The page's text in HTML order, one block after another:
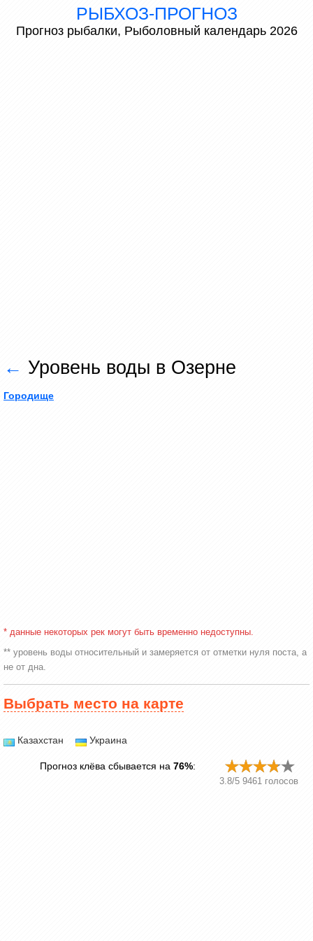
РЫБХОЗ-ПРОГНОЗ
Прогноз рыбалки, Рыболовный календарь 2026
← Уровень воды в Озерне
Городище
* данные некоторых рек могут быть временно недоступны.
** уровень воды относительный и замеряется от отметки нуля поста, а
не от дна.
Выбрать место на карте
Казахстан Украина
Прогноз клёва сбывается на 76%:
3.8/5 9461 голосов